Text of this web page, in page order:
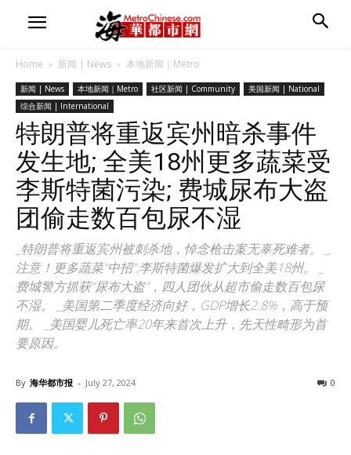
Home 新闻 | News 本地新闻｜Metro
新闻 | News 本地新闻｜Metro 社区新闻 | Community
美国新闻 | National
综合新闻 | International
特朗普将重返宾州暗杀事件
发生地; 全美18州更多蔬菜受
李斯特菌污染; 费城尿布大盗
团偷走数百包尿不湿
_特朗普将重返宾州被刺杀地，悼念枪击案无辜死难者。 _
注意！更多蔬菜“中招”,李斯特菌爆发扩大到全美18州。 _
费城警方抓获“尿布大盗”，四人团伙从超市偷走数百包尿
不湿。 _美国第二季度经济向好，GDP增长2.8%，高于预
期。 _美国婴儿死亡率20年来首次上升，先天性畸形为首
要原因。
By 海华都市报 - July 27, 2024 0